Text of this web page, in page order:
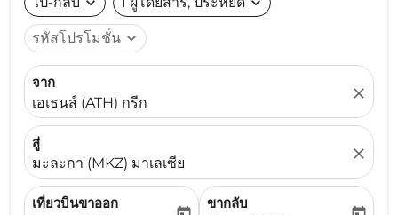
รหัสโปรโมชั่น expand_more
จาก
เอเธนส์ (ATH) กรีก
close
สู่
มะละกา (MKZ) มาเลเซีย
close
เที่ยวบินขาออก
ขากลับ